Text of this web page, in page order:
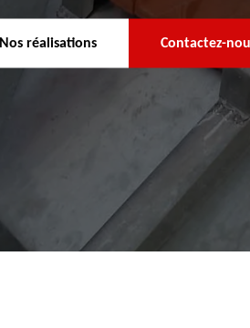
Nos réalisations Contactez-